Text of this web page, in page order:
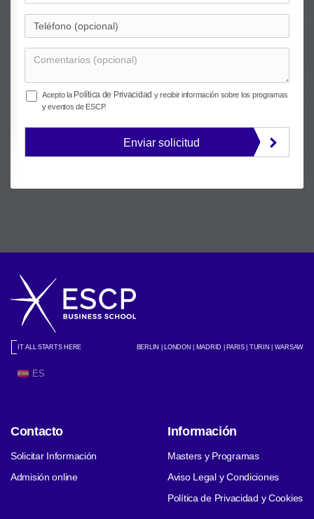
Acepto la Política de Privacidad y recibir información sobre los programas
y eventos de ESCP.
Enviar solicitud
IT ALL STARTS HERE BERLIN | LONDON | MADRID | PARIS | TURIN | WARSAW
ES
Contacto
Solicitar Información
Admisión online
Información
Masters y Programas
Aviso Legal y Condiciones
Política de Privacidad y Cookies